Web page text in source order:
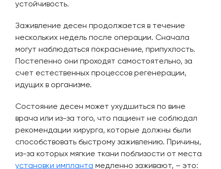
устойчивость.
Заживление десен продолжается в течение
нескольких недель после операции. Сначала
могут наблюдаться покраснение, припухлость.
Постепенно они проходят самостоятельно, за
счет естественных процессов регенерации,
идущих в организме.
Состояние десен может ухудшиться по вине
врача или из-за того, что пациент не соблюдал
рекомендации хирурга, которые должны были
способствовать быстрому заживлению. Причины,
из-за которых мягкие ткани поблизости от места
установки импланта медленно заживают, – это: